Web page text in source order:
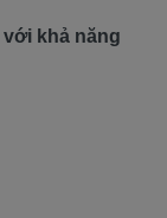
khả năng